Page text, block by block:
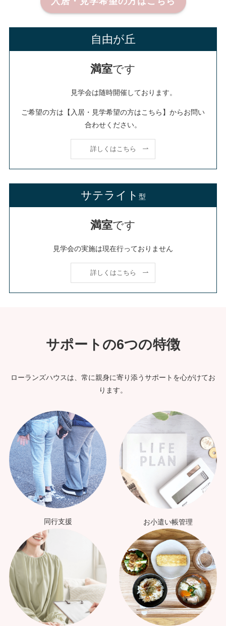
自由が丘
満室です
見学会は随時開催しております。
ご希望の方は【入居・見学希望の方はこちら】からお問い
合わせください。
詳しくはこちら
サテライト 型
満室です
見学会の実施は現在行っておりません
詳しくはこちら
サポートの6つの特徴
ローランズハウスは、常に親身に寄り添うサポートを心がけてお
ります。
同行支援 お小遣い帳管理